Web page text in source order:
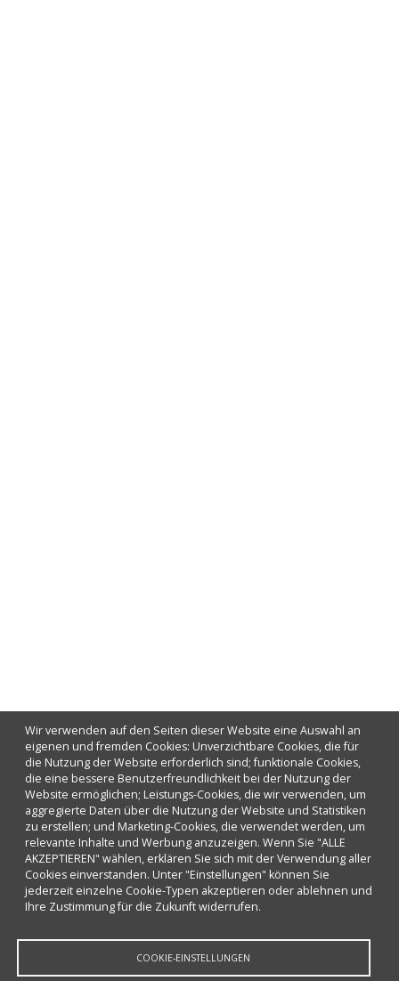
Wir verwenden auf den Seiten dieser Website eine Auswahl an
eigenen und fremden Cookies: Unverzichtbare Cookies, die für
die Nutzung der Website erforderlich sind; funktionale Cookies,
die eine bessere Benutzerfreundlichkeit bei der Nutzung der
Website ermöglichen; Leistungs-Cookies, die wir verwenden, um
aggregierte Daten über die Nutzung der Website und Statistiken
zu erstellen; und Marketing-Cookies, die verwendet werden, um
relevante Inhalte und Werbung anzuzeigen. Wenn Sie "ALLE
AKZEPTIEREN" wählen, erklären Sie sich mit der Verwendung aller
Cookies einverstanden. Unter "Einstellungen" können Sie
jederzeit einzelne Cookie-Typen akzeptieren oder ablehnen und
Ihre Zustimmung für die Zukunft widerrufen.
COOKIE-EINSTELLUNGEN